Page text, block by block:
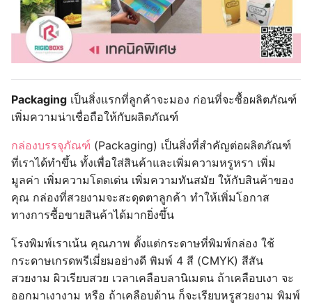
Packaging เป็นสิ่งแรกที่ลูกค้าจะมอง ก่อนที่จะซื้อผลิตภัณฑ์
เพิ่มความน่าเชื่อถือให้กับผลิตภัณฑ์
กล่องบรรจุภัณฑ์ (Packaging) เป็นสิ่งที่สำคัญต่อผลิตภัณฑ์
ที่เราได้ทำขึ้น ทั้งเพื่อใส่สินค้าและเพิ่มความหรูหรา เพิ่ม
มูลค่า เพิ่มความโดดเด่น เพิ่มความทันสมัย ให้กับสินค้าของ
คุณ กล่องที่สวยงามจะสะดุดตาลูกค้า ทำให้เพิ่มโอกาส
ทางการซื้อขายสินค้าได้มากยิ่งขึ้น
โรงพิมพ์เราเน้น คุณภาพ ตั้งแต่กระดาษที่พิมพ์กล่อง ใช้
กระดาษเกรดพรีเมี่ยมอย่างดี พิมพ์ 4 สี (CMYK) สีสัน
สวยงาม ผิวเรียบสวย เวลาเคลือบลานิเมตน ถ้าเคลือบเงา จะ
ออกมาเงางาม หรือ ถ้าเคลือบด้าน ก็จะเรียบหรูสวยงาม พิมพ์